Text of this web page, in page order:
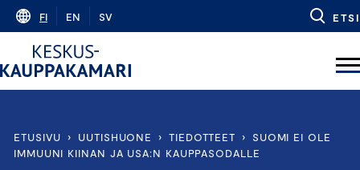
Skip
content
FI EN SV ETSI
ETUSIVU › UUTISHUONE › TIEDOTTEET ›
SUOMI EI OLE
IMMUUNI KIINAN JA USA:N KAUPPASODALLE